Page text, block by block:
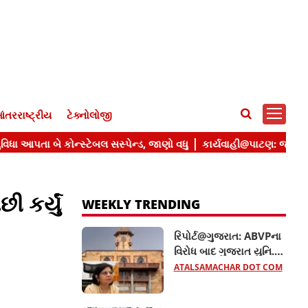
ટેક્નોલોજી
કર્યું
WEEKLY TRENDING
રિપોર્ટ@ગુજરાત: ABVPના
વિરોધ બાદ ગુજરાત યુનિ.ના
10 હોદ્દેદારો સસ્પેન્ડ, જાણો
ATALSAMACHAR DOT COM